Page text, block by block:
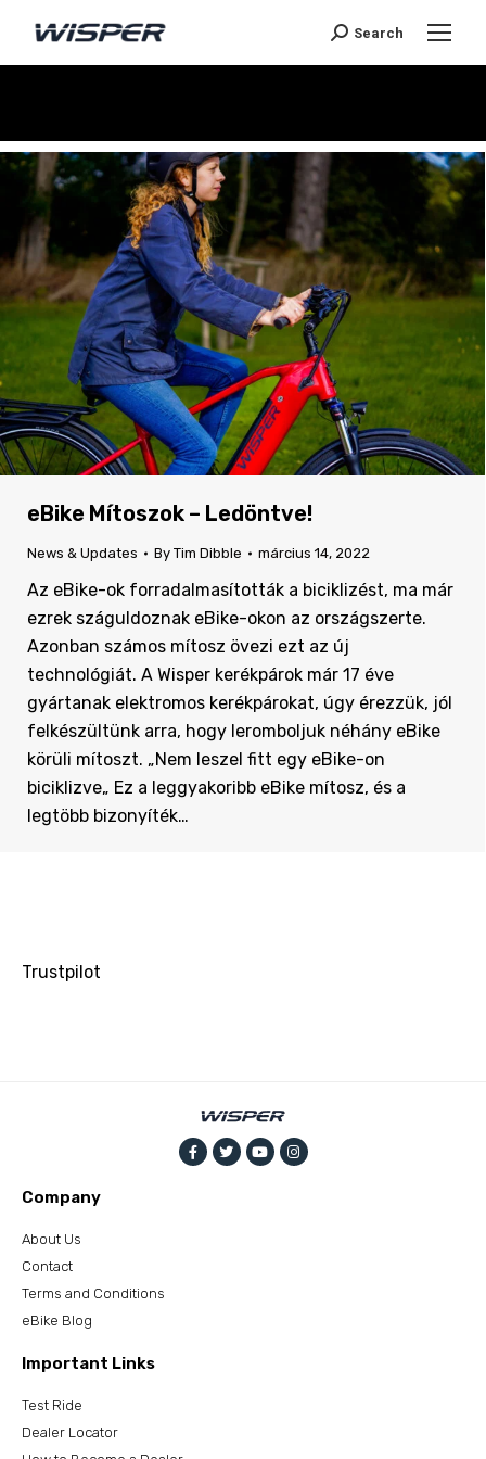
Search
eBike Mítoszok – Ledöntve!
News & Updates By Tim Dibble március 14, 2022
Az eBike-ok forradalmasították a biciklizést, ma már
ezrek száguldoznak eBike-okon az országszerte.
Azonban számos mítosz övezi ezt az új
technológiát. A Wisper kerékpárok már 17 éve
gyártanak elektromos kerékpárokat, úgy érezzük, jól
felkészültünk arra, hogy leromboljuk néhány eBike
körüli mítoszt. „Nem leszel fitt egy eBike-on
biciklizve„ Ez a leggyakoribb eBike mítosz, és a
legtöbb bizonyíték…
Trustpilot
Company
About Us
Contact
Terms and Conditions
eBike Blog
Important Links
Test Ride
Dealer Locator